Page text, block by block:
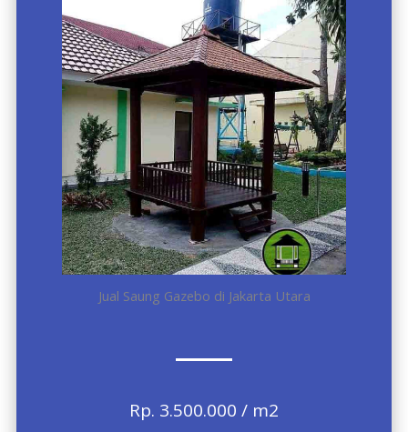
Jual Saung Gazebo di Jakarta Utara
Rp. 3.500.000 / m2